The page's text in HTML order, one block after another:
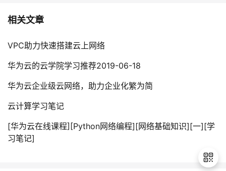
相关文章
VPC助力快速搭建云上网络
华为云的云学院学习推荐2019-06-18
华为云企业级云网络，助力企业化繁为简
云计算学习笔记
[华为云在线课程][Python网络编程][网络基础知识][一][学
习笔记]